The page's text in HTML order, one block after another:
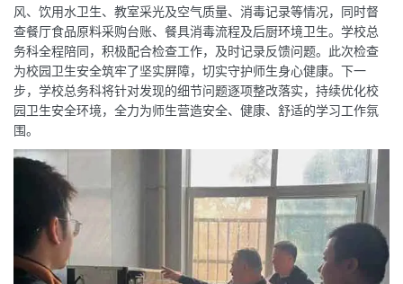
风、饮用水卫生、教室采光及空气质量、消毒记录等情况，同时督
查餐厅食品原料采购台账、餐具消毒流程及后厨环境卫生。学校总
务科全程陪同，积极配合检查工作，及时记录反馈问题。此次检查
为校园卫生安全筑牢了坚实屏障，切实守护师生身心健康。下一
步，学校总务科将针对发现的细节问题逐项整改落实，持续优化校
园卫生安全环境，全力为师生营造安全、健康、舒适的学习工作氛
围。